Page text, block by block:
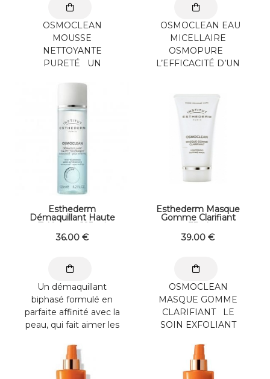
OSMOCLEAN
MOUSSE
NETTOYANTE
PURETÉ UN
mousse nettoyante ...
OSMOCLEAN EAU
MICELLAIRE
OSMOPURE
L’EFFICACITÉ D’UN
Esthederm
Démaquillant Haute
Tolérance 125 ml
Démaquillant Yeux et
Lèvres
36.00 €
Un démaquillant
biphasé formulé en
parfaite affinité avec la
peau, qui fait aimer les
waterproof aux peaux
...
Esthederm Masque
Gomme Clarifiant
75ml
39.00 €
OSMOCLEAN
MASQUE GOMME
CLARIFIANT LE
SOIN EXFOLIANT
UN TEINT UNIFIÉ ET
LUMINEUX. Le ...